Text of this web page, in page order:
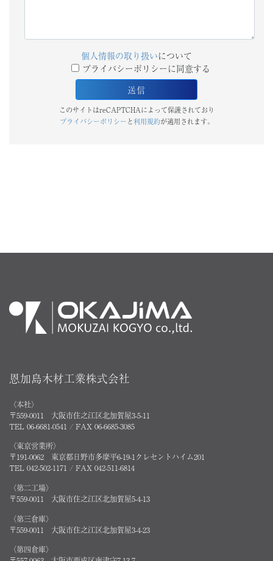
個人情報の取り扱いについて
プライバシーポリシーに同意する
このサイトはreCAPTCHAによって保護されており
プライバシーポリシーと 利用規約が適用されます。
恩加島木材工業株式会社
〈本社〉
〒559-0011 大阪市住之江区北加賀屋3-5-11
TEL 06-6681-0541 / FAX 06-6685-3085
〈東京営業所〉
〒191-0062 東京都日野市多摩平6-19-1クレセントハイム201
TEL 042-502-1171 / FAX 042-511-6814
〈第二工場〉
〒559-0011 大阪市住之江区北加賀屋5-4-13
〈第三倉庫〉
〒559-0011 大阪市住之江区北加賀屋3-4-23
〈第四倉庫〉